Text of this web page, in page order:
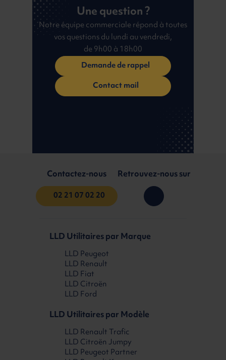
Une question ?
Notre équipe commerciale répond à toutes
vos questions du lundi au vendredi,
de 9h00 à 18h00
Demande de rappel
Contact mail
Contactez-nous
02 21 07 02 20
Retrouvez-nous sur
LLD Utilitaires par Marque
LLD Peugeot
LLD Renault
LLD Fiat
LLD Citroën
LLD Ford
LLD Utilitaires par Modèle
LLD Renault Trafic
LLD Citroën Jumpy
LLD Peugeot Partner